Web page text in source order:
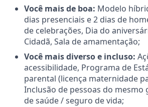
Você mais de boa: Modelo
dias presenciais e 2 dias de
de celebrações, Dia do
Cidadã, Sala de amamentação;
Você mais diverso e incluso:
acessibilidade, Programa de
parental (licença maternidade
Inclusão de pessoas do mesmo
de saúde / seguro de vida;